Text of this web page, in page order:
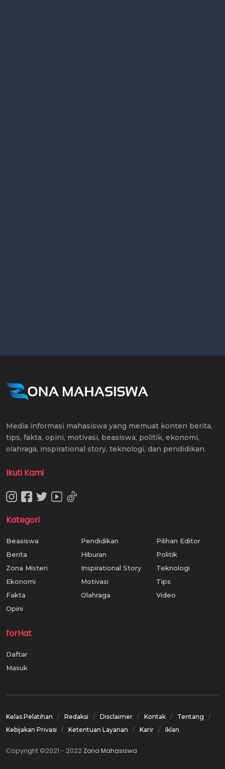
Media informasi mahasiswa yang memuat konten berita,
tips, fakta, opini, motivasi, beasiswa, politik, ekonomi,
olahraga, inspirational story, teknologi, dan pendidikan.
Ikuti Kami
Kategori
Beasiswa
Berita
Zona Misteri
Ekonomi
Fakta
Opini
Pendidikan
Hiburan
Inspirational Story
Motivasi
Olahraga
Pilihan Editor
Politik
Teknologi
Tips
Video
forHat
Daftar
Masuk
Kelas Pelatihan Redaksi Disclaimer Kontak
Tentang
Kebijakan Privasi
Ketentuan Layanan Karir Iklan
Copyright ©2021 - 2022 Zona Mahasiswa